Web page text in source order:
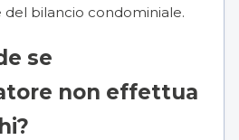
del bilancio condominiale.
se
non effettua